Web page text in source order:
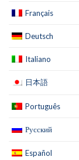
Français
Deutsch
Italiano
日本語
Português
Русский
Español